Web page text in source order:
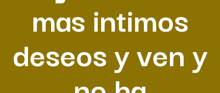
mas intimos
deseos y ven y